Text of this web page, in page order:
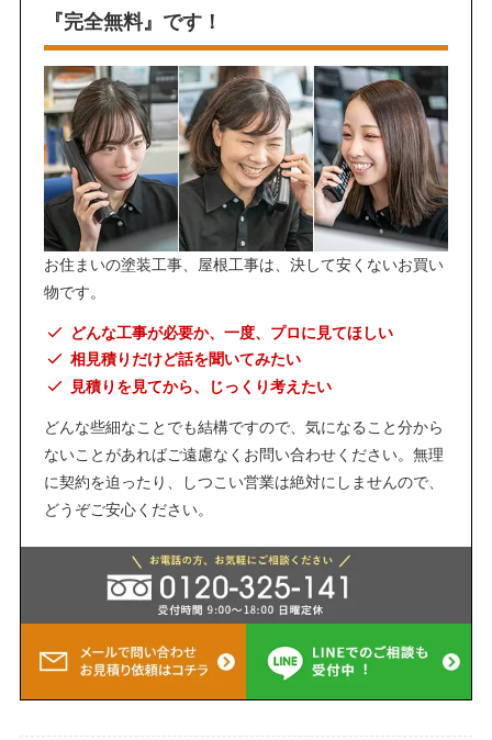
『完全無料』です！
お住まいの塗装工事、屋根工事は、決して安くないお買い
物です。
どんな工事が必要か、一度、プロに見てほしい
相見積りだけど話を聞いてみたい
見積りを見てから、じっくり考えたい
どんな些細なことでも結構ですので、気になること分から
ないことがあればご遠慮なくお問い合わせください。無理
に契約を迫ったり、しつこい営業は絶対にしませんので、
どうぞご安心ください。